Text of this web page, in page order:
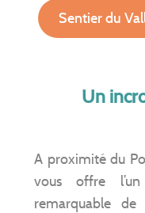
Sentier du
Un
A proximité du
vous offre
remarquable